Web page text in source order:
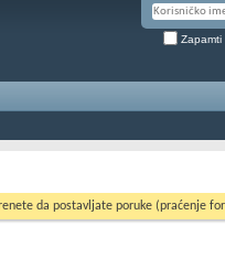
Zapamti
da postavljate poruke (praćenje